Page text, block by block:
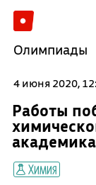
Олимпиады
4 июня 2020,
Работы
Химия